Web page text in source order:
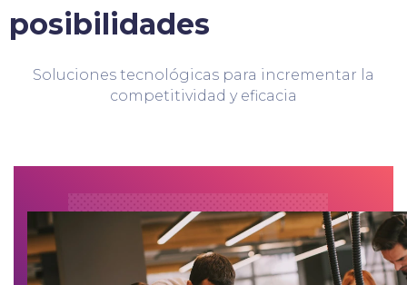
posibilidades
Soluciones tecnológicas para incrementar la
competitividad y eficacia